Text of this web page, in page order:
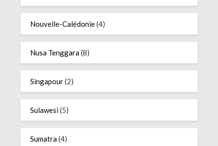
Nouvelle-Calédonie(4)
Nusa Tenggara(8)
Singapour(2)
Sulawesi(5)
Sumatra(4)